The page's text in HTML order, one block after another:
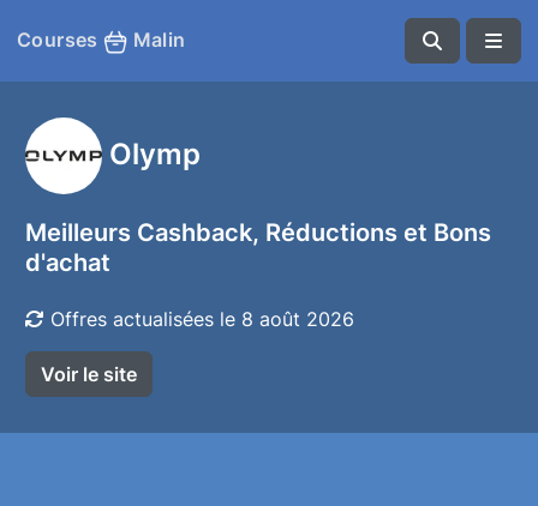
Courses Malin
Olymp
Meilleurs Cashback, Réductions et Bons
d'achat
Offres actualisées le 8 août 2026
Voir le site